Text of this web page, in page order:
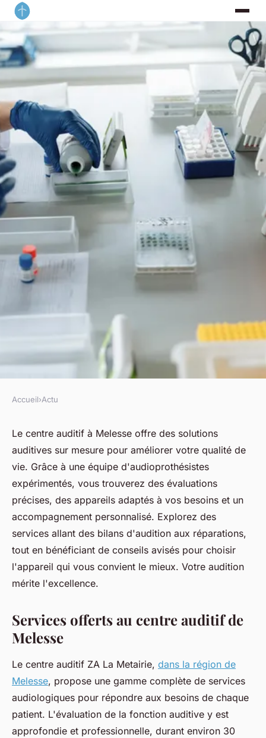
Découvrez le centre auditif à
melesse : solutions auditives
efficaces
fabienne• 9 avril 2025•5 min de lecture
Accueil›Actu
Le centre auditif à Melesse offre des solutions
auditives sur mesure pour améliorer votre qualité de
vie. Grâce à une équipe d'audioprothésistes
expérimentés, vous trouverez des évaluations
précises, des appareils adaptés à vos besoins et un
accompagnement personnalisé. Explorez des
services allant des bilans d'audition aux réparations,
tout en bénéficiant de conseils avisés pour choisir
l'appareil qui vous convient le mieux. Votre audition
mérite l'excellence.
Services offerts au centre auditif de
Melesse
Le centre auditif ZA La Metairie, dans la région de
Melesse, propose une gamme complète de services
audiologiques pour répondre aux besoins de chaque
patient. L'évaluation de la fonction auditive y est
approfondie et professionnelle, durant environ 30